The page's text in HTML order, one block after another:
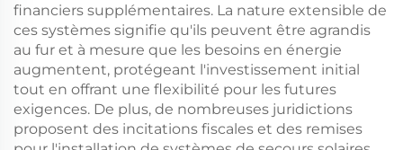
financiers supplémentaires. La nature extensible de
ces systèmes signifie qu'ils peuvent être agrandis
au fur et à mesure que les besoins en énergie
augmentent, protégeant l'investissement initial
tout en offrant une flexibilité pour les futures
exigences. De plus, de nombreuses juridictions
proposent des incitations fiscales et des remises